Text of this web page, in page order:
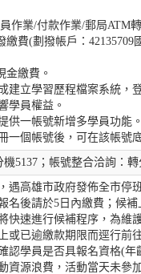
作業/付款作業/郵局ATM
繳費(劃撥帳戶：
金繳費。
建立學習歷程檔案系統，
學員權益。
供一帳號新增多學員功能
一個帳號後，可在該帳
機5137；帳號整合洽詢：轉
遇高雄市政府發佈全市停
名後請於5日內繳費；候
快速進行候補程序，為維
或已逾繳款期限而逕行前
認學員是否具報名資格(
資源浪費，活動當天未參